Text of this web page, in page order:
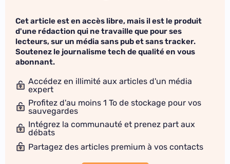
Cet article est en accès libre, mais il est le produit
d'une rédaction qui ne travaille que pour ses
lecteurs, sur un média sans pub et sans tracker.
Soutenez le journalisme tech de qualité en vous
abonnant.
Accédez en illimité aux articles d'un média
expert
Profitez d'au moins 1 To de stockage pour vos
sauvegardes
Intégrez la communauté et prenez part aux
débats
Partagez des articles premium à vos contacts